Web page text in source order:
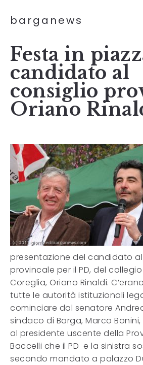
barganews
Festa in
candidato al
consiglio
Oriano
presentazione del candidato
provincale per il PD, del
Coreglia, Oriano Rinaldi.
tutte le autorità istituzionali
cominciare dal senatore
sindaco di Barga, Marco
al presidente uscente della
Baccelli che il PD e la sinistra
secondo mandato a palazzo